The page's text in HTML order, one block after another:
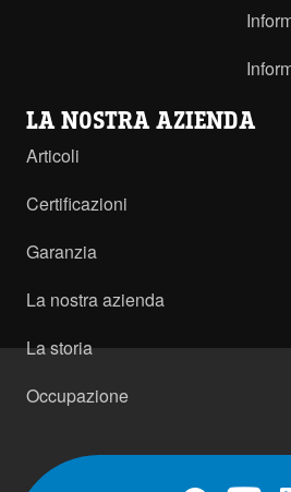
LA NOSTRA AZIENDA
Articoli
Certificazioni
Garanzia
La nostra azienda
La storia
Occupazione